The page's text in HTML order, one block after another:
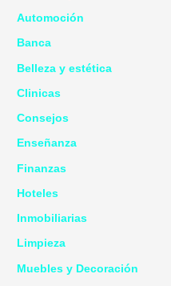
Automoción
Banca
Belleza y estética
Clinicas
Consejos
Enseñanza
Finanzas
Hoteles
Inmobiliarias
Limpieza
Muebles y Decoración